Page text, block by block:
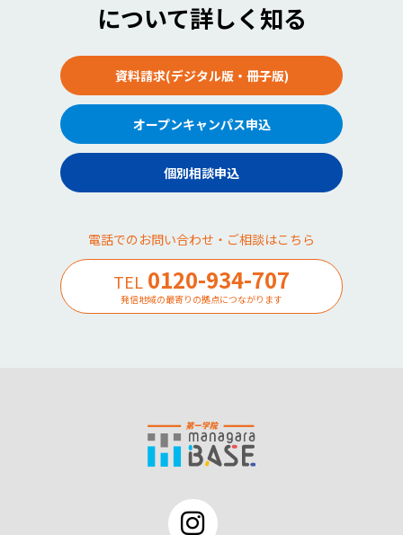
について詳しく知る
資料請求(デジタル版・冊子版)
オープンキャンパス申込
個別相談申込
電話でのお問い合わせ・ご相談はこちら
TEL 0120-934-707
発信地域の最寄りの拠点につながります